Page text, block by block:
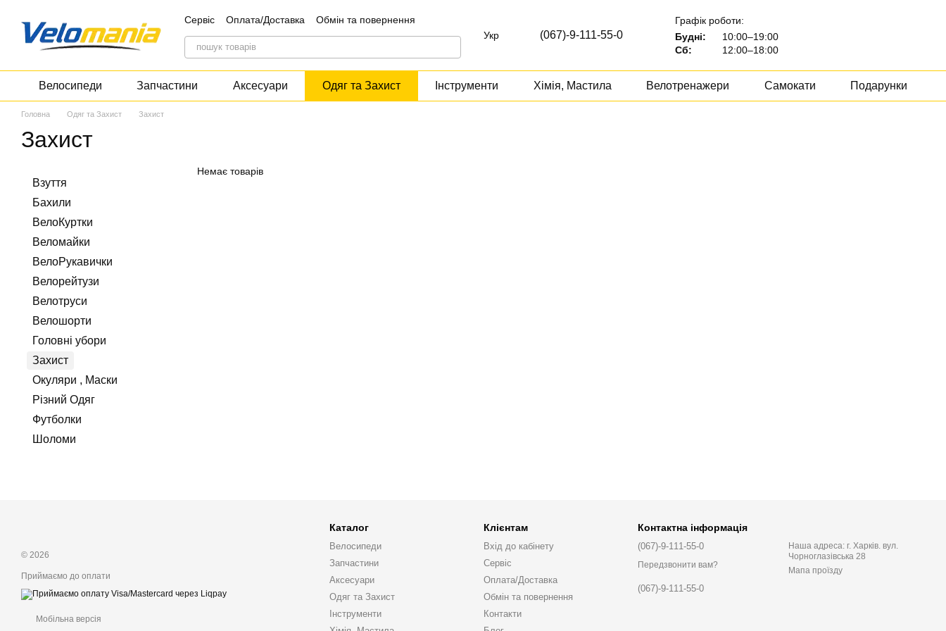
Сервіс Оплата/Доставка
Обмін та повернення
Контакти
Блог Дисконт Укр (067)-9-111-55-0
Графік роботи:
Будні:
10:00–19:00
Сб:
12:00–18:00
Велосипеди Запчастини Аксесуари Одяг та Захист Інструменти Хімія, Мастила Велотренажери Самокати Подарунки
Головна Одяг та Захист Захист
Захист
Немає товарів
Взуття
Бахили
ВелоКуртки
Веломайки
ВелоРукавички
Велорейтузи
Велотруси
Велошорти
Головні убори
Захист
Окуляри , Маски
Різний Одяг
Футболки
Шоломи
© 2026
Приймаємо до оплати
Мобільна версія
Каталог
Велосипеди
Запчастини
Аксесуари
Одяг та Захист
Інструменти
Клієнтам
Вхід до кабінету
Сервіс
Оплата/Доставка
Обмін та повернення
Контакти
Контактна інформація
(067)-9-111-55-0
Передзвонити вам?
(067)-9-111-55-0
Наша адреса: г. Харків. вул.
Чорноглазівська 28
Мапа проїзду